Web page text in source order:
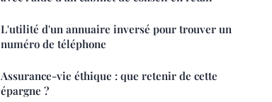
L'utilité d'un annuaire inversé pour trouver un
numéro de téléphone
Assurance-vie éthique : que retenir de cette
épargne ?